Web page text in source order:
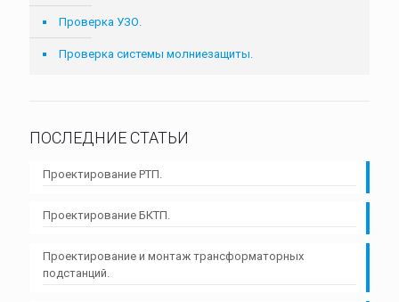
Проверка УЗО.
Проверка системы молниезащиты.
ПОСЛЕДНИЕ СТАТЬИ
Проектирование РТП.
Проектирование БКТП.
Проектирование и монтаж трансформаторных
подстанций.